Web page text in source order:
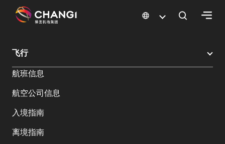
有
宜
网
樟宜机场 樟宜机场餐饮与购物 樟宜机场购物指南 购物详情
飞行
航班信息
航空公司信息
入境指南
离境指南